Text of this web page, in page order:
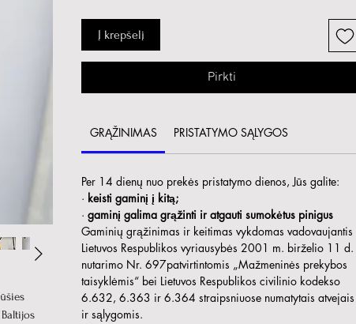
Į krepšelį
Pirkti
GRĄŽINIMAS PRISTATYMO SĄLYGOS
Per 14 dienų nuo prekės pristatymo dienos, Jūs galite:
· keisti gaminį į kitą;
· gaminį galima grąžinti ir atgauti sumokėtus pinigus
Gaminių grąžinimas ir keitimas vykdomas vadovaujantis
Lietuvos Respublikos vyriausybės 2001 m. birželio 11 d.
nutarimo Nr. 697patvirtintomis „Mažmeninės prekybos
taisyklėmis“ bei Lietuvos Respublikos civilinio kodekso
6.632, 6.363 ir 6.364 straipsniuose numatytais atvejais
ir sąlygomis.